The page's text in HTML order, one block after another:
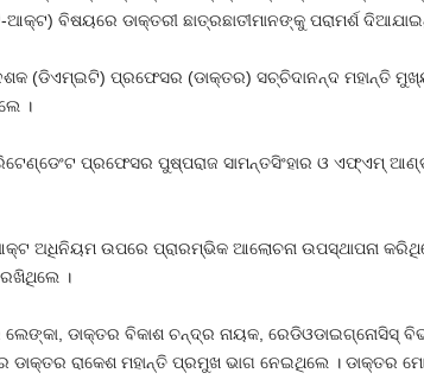
ବିଷୟରେ ଡାକ୍ତରୀ ଛାତ୍ରଛାତୀମାନଙ୍କୁ ପରାମର୍ଶ
(ଡିଏମ୍‌ଇଟି) ପ୍ରଫେସର (ଡାକ୍ତର) ସଚ୍ଚିଦାନନ୍ଦ
।
ପ୍ରଫେସର ପୁଷ୍ପରାଜ ସାମନ୍ତସିଂହାର ଓ ଏଫ୍‌ଏମ୍
ଅଧିନିୟମ ଉପରେ ପ୍ରାରମ୍ଭିକ ଆଲୋଚନା ଉପସ୍ଥାପନା
।
ଡାକ୍ତର ବିକାଶ ଚନ୍ଦ୍ର ନାୟକ, ରେଡିଓଡାଇଗ୍ନୋସିସ୍
ରାକେଶ ମହାନ୍ତି ପ୍ରମୁଖ ଭାଗ ନେଇଥିଲେ । ଡାକ୍ତର